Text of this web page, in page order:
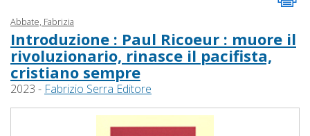
Abbate, Fabrizia
Introduzione : Paul Ricoeur : muore il
rivoluzionario, rinasce il pacifista,
cristiano sempre
2023 - Fabrizio Serra Editore